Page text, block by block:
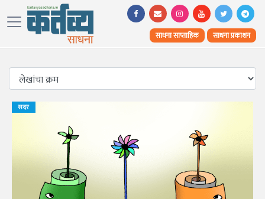
साधना साप्ताहिक साधना प्रकाशन
सदर